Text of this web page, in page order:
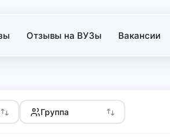
Отзывы на ВУЗы Вакансии
Группа